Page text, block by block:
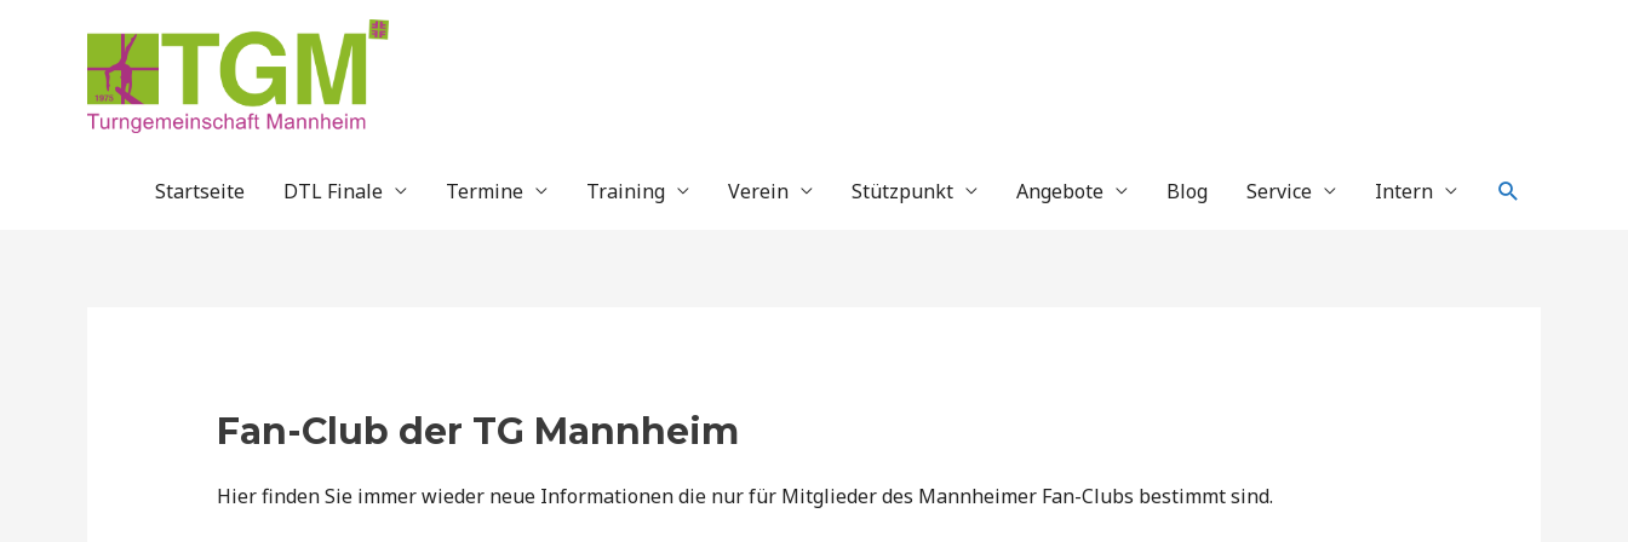
Startseite DTL Finale Termine Training Verein Stützpunkt Angebote Blog Service Intern Suche
Fan-Club der TG Mannheim
Hier finden Sie immer wieder neue Informationen die nur für Mitglieder des Mannheimer Fan-Clubs bestimmt sind.